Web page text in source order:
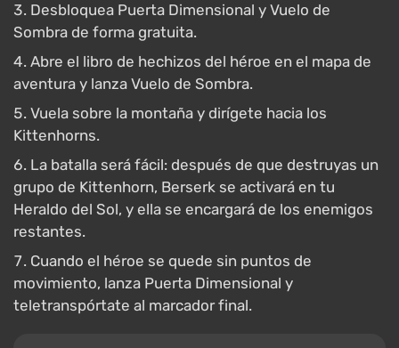
Desbloquea Puerta Dimensional y Vuelo de
Sombra de forma gratuita.
Abre el libro de hechizos del héroe en el mapa de
aventura y lanza Vuelo de Sombra.
Vuela sobre la montaña y dirígete hacia los
Kittenhorns.
La batalla será fácil: después de que destruyas un
grupo de Kittenhorn, Berserk se activará en tu
Heraldo del Sol, y ella se encargará de los enemigos
restantes.
Cuando el héroe se quede sin puntos de
movimiento, lanza Puerta Dimensional y
teletranspórtate al marcador final.